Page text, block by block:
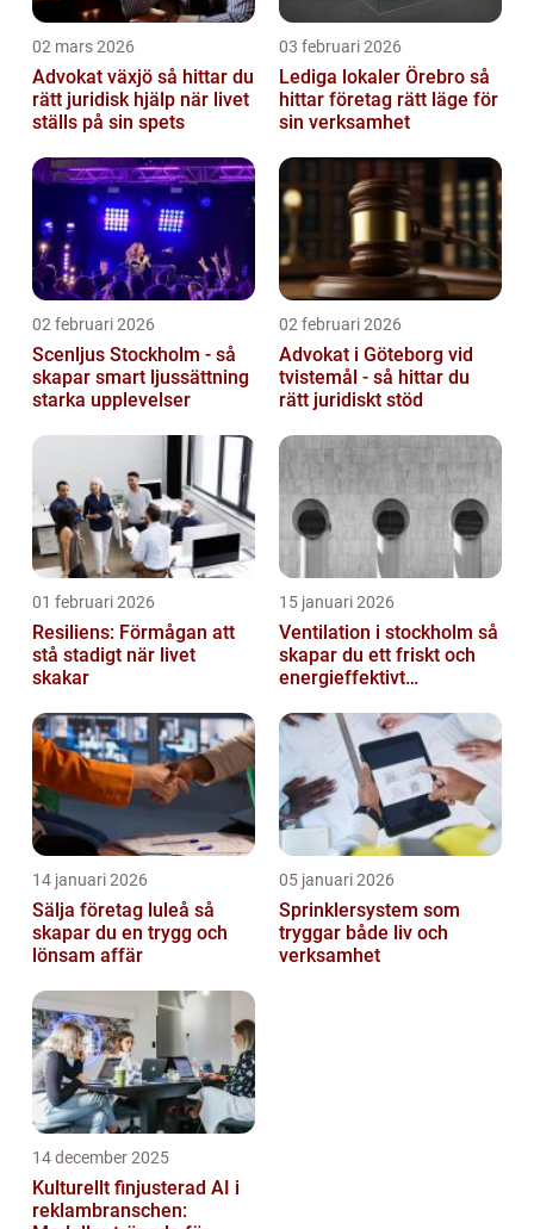
02 mars 2026
Advokat växjö så hittar du
rätt juridisk hjälp när livet
ställs på sin spets
03 februari 2026
Lediga lokaler Örebro så
hittar företag rätt läge för
sin verksamhet
02 februari 2026
Scenljus Stockholm - så
skapar smart ljussättning
starka upplevelser
02 februari 2026
Advokat i Göteborg vid
tvistemål - så hittar du
rätt juridiskt stöd
01 februari 2026
Resiliens: Förmågan att
stå stadigt när livet
skakar
15 januari 2026
Ventilation i stockholm så
skapar du ett friskt och
energieffektivt
14 januari 2026
Sälja företag luleå så
skapar du en trygg och
lönsam affär
05 januari 2026
Sprinklersystem som
tryggar både liv och
verksamhet
14 december 2025
Kulturellt finjusterad AI i
reklambranschen: